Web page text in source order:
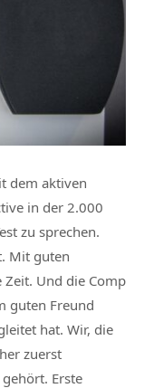
dem aktiven
in der 2.000
zu sprechen.
Mit guten
Und die Comp
guten Freund
hat. Wir, die
zuerst
Erste